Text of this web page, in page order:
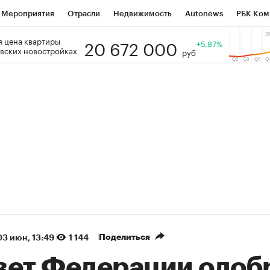
Мероприятия Отрасли Недвижимость Autonews РБК
РБК Образование Тренды
цена квартиры
новостройках
20 672 000 руб
+5.87%
июн, 13:49 1 144 Поделиться